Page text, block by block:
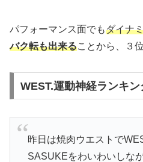
パフォーマンス面でもダイナ
バク転も出来ることから、３
WEST.運動神経ランキ
昨日は焼肉ウエストで
SASUKEをわいわいしなが